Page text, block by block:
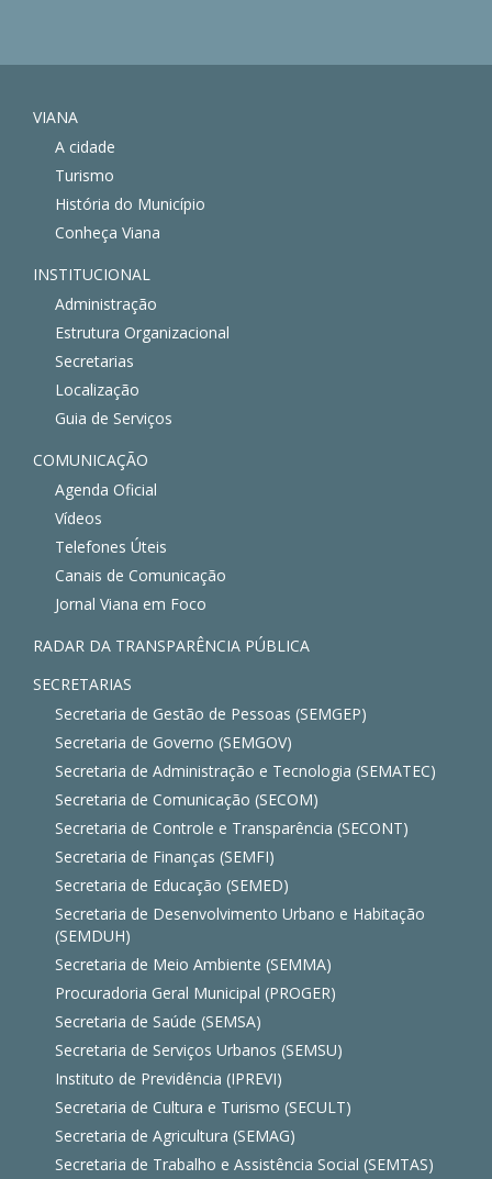
VIANA
A cidade
Turismo
História do Município
Conheça Viana
INSTITUCIONAL
Administração
Estrutura Organizacional
Secretarias
Localização
Guia de Serviços
COMUNICAÇÃO
Agenda Oficial
Vídeos
Telefones Úteis
Canais de Comunicação
Jornal Viana em Foco
RADAR DA TRANSPARÊNCIA PÚBLICA
SECRETARIAS
Secretaria de Gestão de Pessoas (SEMGEP)
Secretaria de Governo (SEMGOV)
Secretaria de Administração e Tecnologia (SEMATEC)
Secretaria de Comunicação (SECOM)
Secretaria de Controle e Transparência (SECONT)
Secretaria de Finanças (SEMFI)
Secretaria de Educação (SEMED)
Secretaria de Desenvolvimento Urbano e Habitação
(SEMDUH)
Secretaria de Meio Ambiente (SEMMA)
Procuradoria Geral Municipal (PROGER)
Secretaria de Saúde (SEMSA)
Secretaria de Serviços Urbanos (SEMSU)
Instituto de Previdência (IPREVI)
Secretaria de Cultura e Turismo (SECULT)
Secretaria de Agricultura (SEMAG)
Secretaria de Trabalho e Assistência Social (SEMTAS)